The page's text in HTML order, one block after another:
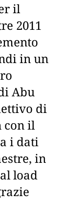
il
2011
in un
Abu
di
con il
i dati
in
load